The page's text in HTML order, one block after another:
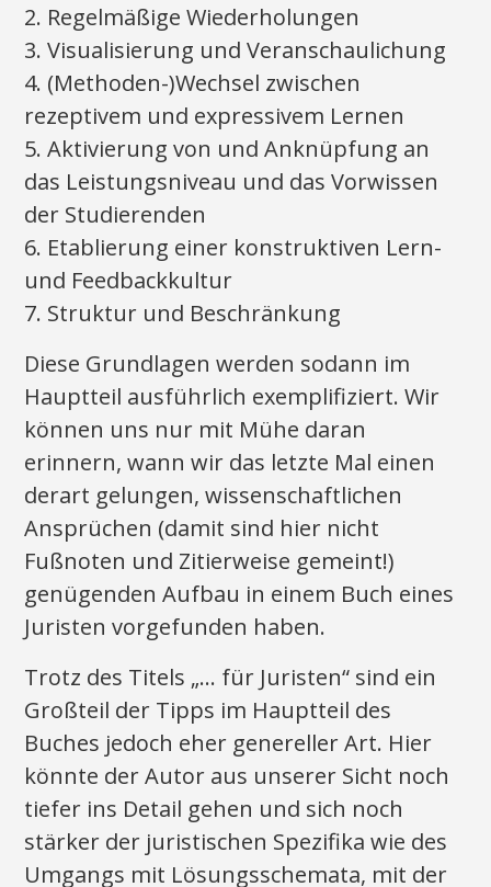
2. Regelmäßige Wiederholungen
3. Visualisierung und Veranschaulichung
4. (Methoden-)Wechsel zwischen
rezeptivem und expressivem Lernen
5. Aktivierung von und Anknüpfung an
das Leistungsniveau und das Vorwissen
der Studierenden
6. Etablierung einer konstruktiven Lern-
und Feedbackkultur
7. Struktur und Beschränkung
Diese Grundlagen werden sodann im
Hauptteil ausführlich exemplifiziert. Wir
können uns nur mit Mühe daran
erinnern, wann wir das letzte Mal einen
derart gelungen, wissenschaftlichen
Ansprüchen (damit sind hier nicht
Fußnoten und Zitierweise gemeint!)
genügenden Aufbau in einem Buch eines
Juristen vorgefunden haben.
Trotz des Titels „… für Juristen“ sind ein
Großteil der Tipps im Hauptteil des
Buches jedoch eher genereller Art. Hier
könnte der Autor aus unserer Sicht noch
tiefer ins Detail gehen und sich noch
stärker der juristischen Spezifika wie des
Umgangs mit Lösungsschemata, mit der